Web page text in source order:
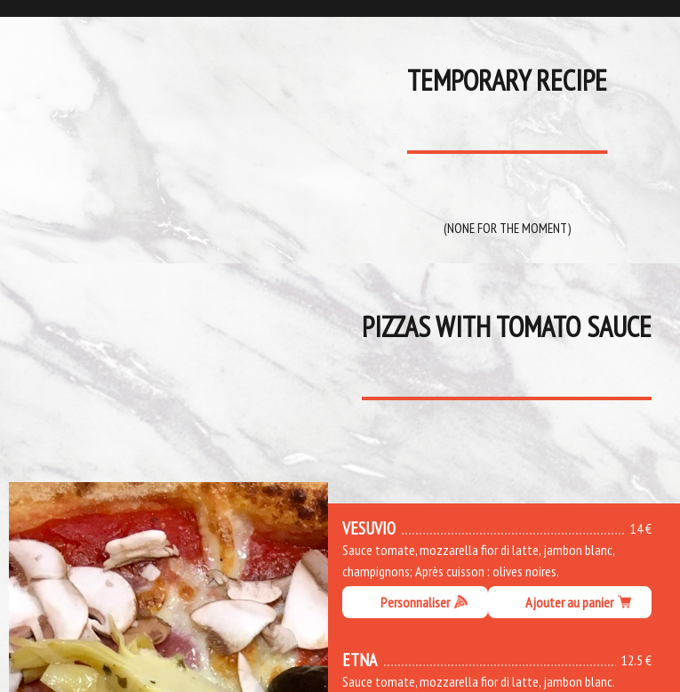
TEMPORARY RECIPE
(NONE FOR THE MOMENT)
PIZZAS WITH TOMATO SAUCE
14 €
VESUVIO
Sauce tomate, mozzarella fior di latte, jambon blanc,
champignons; Après cuisson : olives noires.
Personnaliser
Ajouter au panier
12.5 €
ETNA
Sauce tomate, mozzarella fior di latte, jambon blanc.